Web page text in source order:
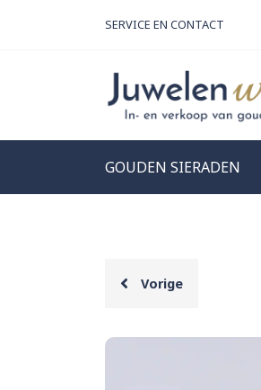
SERVICE EN CONTACT
GOUDEN SIERADEN
Vorige